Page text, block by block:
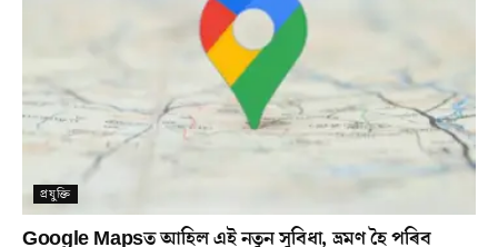
প্ৰযুক্তি
Google Mapsত আহিল এই নতুন সুবিধা, ভ্ৰমণ হৈ পৰিব